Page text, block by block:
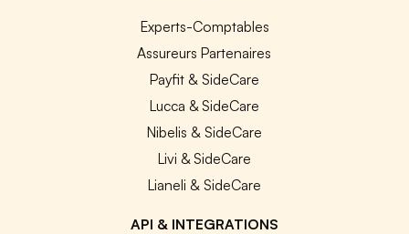
Experts-Comptables
Assureurs Partenaires
Payfit & SideCare
Lucca & SideCare
Nibelis & SideCare
Livi & SideCare
Lianeli & SideCare
API & INTEGRATIONS